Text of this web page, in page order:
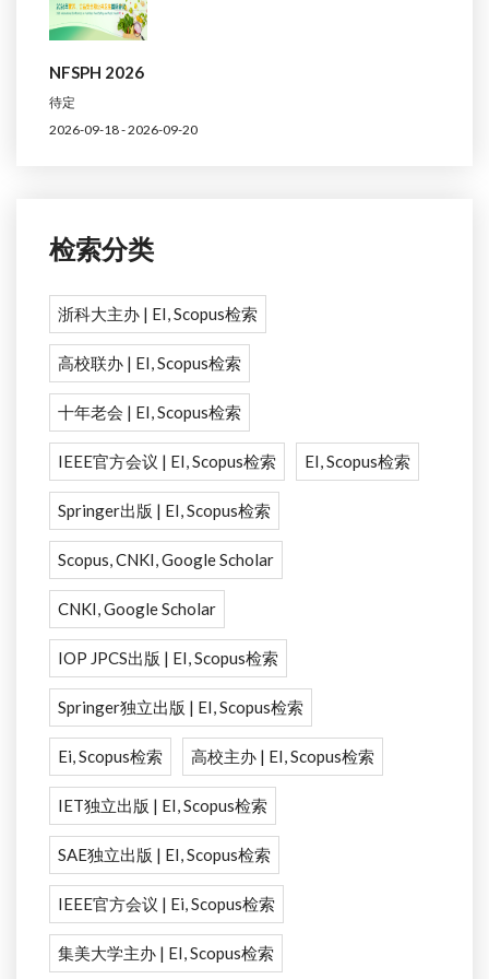
NFSPH 2026
待定
2026-09-18 - 2026-09-20
检索分类
浙科大主办 | EI, Scopus检索
高校联办 | EI, Scopus检索
十年老会 | EI, Scopus检索
IEEE官方会议 | EI, Scopus检索 EI, Scopus检索
Springer出版 | EI, Scopus检索
Scopus, CNKI, Google Scholar
CNKI, Google Scholar
IOP JPCS出版 | EI, Scopus检索
Springer独立出版 | EI, Scopus检索
Ei, Scopus检索 高校主办 | EI, Scopus检索
IET独立出版 | EI, Scopus检索
SAE独立出版 | EI, Scopus检索
IEEE官方会议 | Ei, Scopus检索
集美大学主办 | EI, Scopus检索